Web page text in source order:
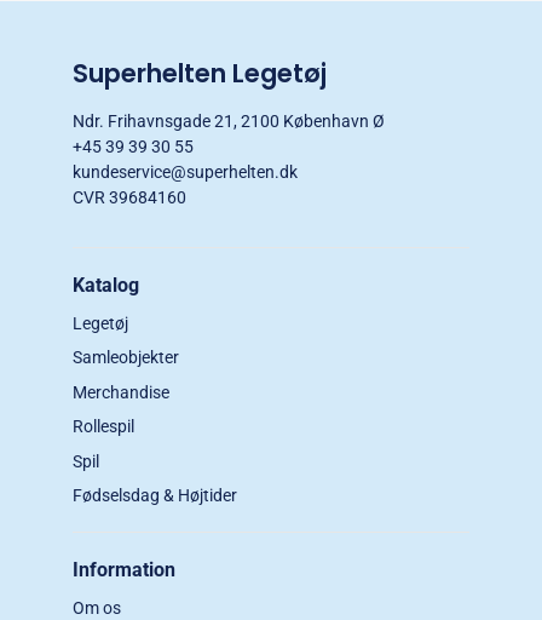
Superhelten Legetøj
Ndr. Frihavnsgade 21, 2100 København Ø
+45 39 39 30 55
kundeservice@superhelten.dk
CVR 39684160
Katalog
Legetøj
Samleobjekter
Merchandise
Rollespil
Spil
Fødselsdag & Højtider
Information
Om os